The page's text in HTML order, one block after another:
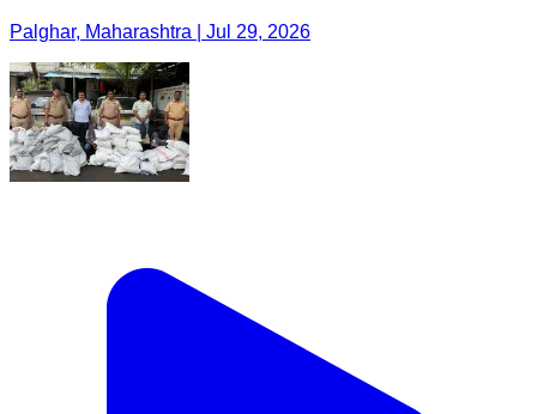
Palghar, Maharashtra | Jul 29, 2026